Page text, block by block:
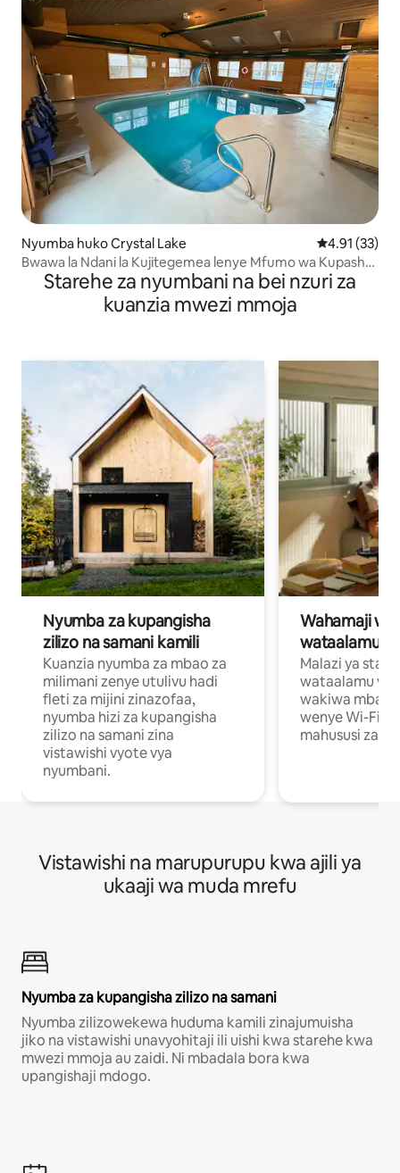
Nyumba huko Crystal Lake Ukadiriaji wa
4.91 (33)
Bwawa la Ndani la Kujitegemea lenye Mfumo wa Kupasha
Joto + Sauna, Eneo la Mapumziko la Familia
Starehe za nyumbani na bei nzuri za
kuanzia mwezi mmoja
Nyumba za kupangisha
zilizo na samani kamili
Kuanzia nyumba za mbao za
milimani zenye utulivu hadi
fleti za mijini zinazofaa,
nyumba hizi za kupangisha
zilizo na samani zina
vistawishi vyote vya
nyumbani.
Wahamaji
wataalamu
Malazi ya
wataalamu
wakiwa mbali
wenye Wi-Fi
mahususi za
Vistawishi na marupurupu kwa ajili ya
ukaaji wa muda mrefu
Nyumba za kupangisha zilizo na samani
Nyumba zilizowekewa huduma kamili zinajumuisha
jiko na vistawishi unavyohitaji ili uishi kwa starehe kwa
mwezi mmoja au zaidi. Ni mbadala bora kwa
upangishaji mdogo.